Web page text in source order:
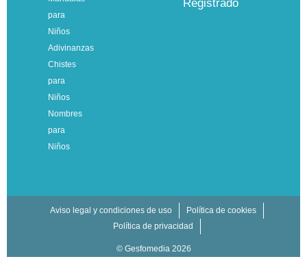
para
Niños
Adivinanzas
Chistes
para
Niños
Nombres
para
Niños
Aviso legal y condiciones de uso
Política de cookies
Política de privacidad
© Gesfomedia 2026